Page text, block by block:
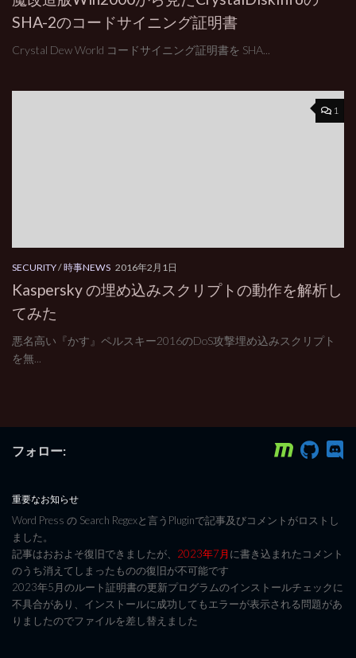
SHA-2のコードサイニング証明書
Crystal Dew World コードサイニング証明書を SHA...
1
SECURITY/時事NEWS 2016年2月1日
Kaspersky の埋め込みスクリプトの動作を解析し
てみた
悪名高い『かす』ペルスキー2016のDoS攻撃埋め込みスクリプト
を無...
フォロー:
重要なお知らせ
Word Press の Search Regexと言うPluginで記事及びコメントがロストし
ました。
記事はおおよそ復旧できましたが、 2023年7月に書き込まれたコメント
のうち消えてしまったものの復旧が不可能です
2023年5月のルート証明書の更新プログラムのインストールチェックに
不具合があり、インストールに成功してもエラーが表示される問題があ
りましたのでファイルを差し替えました